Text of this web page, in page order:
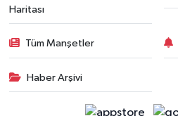
Haritası
Tüm Manşetler
Haber Arşivi